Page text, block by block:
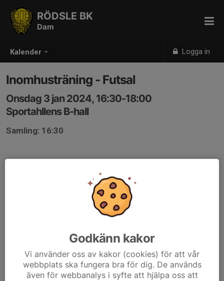
Kalender Logga in
RÖDSLE BK
Dam
Inomhusträning - Futsal
Onsdag 3 jan 2024, 16:30-18:00
Sportahllens B-hall
Samling: 16:30
Godkänn kakor
Vi använder oss av kakor (cookies) för att vår
webbplats ska fungera bra för dig. De används
även för webbanalys i syfte att hjälpa oss att